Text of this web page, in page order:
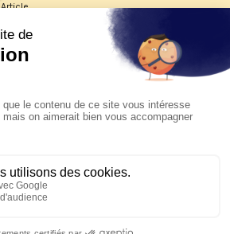
Article
Les reportages d'été 2026 de KTO
La visite pastorale du pape Léon
XIV à Assise à suivre sur KTO le
jeudi 6 août
Le pape en Uruguay, Argentine et
Pérou du 6 au 17 novembre 2026